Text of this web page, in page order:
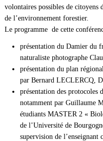
volontaires possibles de citoyens
de l’environnement forestier.
Le programme de cette
présentation du Damier du
naturaliste photographe
présentation du plan
par Bernard LECLERCQ,
présentation des protocoles
notamment par Guillaume
étudiants MASTER 2 «
de l’Université de
supervision de